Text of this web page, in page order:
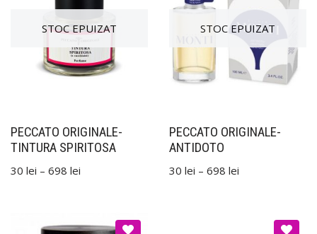
PECCATO ORIGINALE-
TINTURA SPIRITOSA
30 lei – 698 lei
PECCATO ORIGINALE-
ANTIDOTO
30 lei – 698 lei